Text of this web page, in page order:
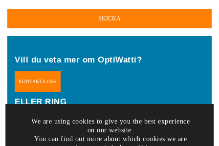
Vill du veta mer om OptiWatti?
KONTAKTA OSS
ELLER RING
+46 (0) 760 85 32 28
We are using cookies to give you the best experience
on our website.
You can find out more about which cookies we are